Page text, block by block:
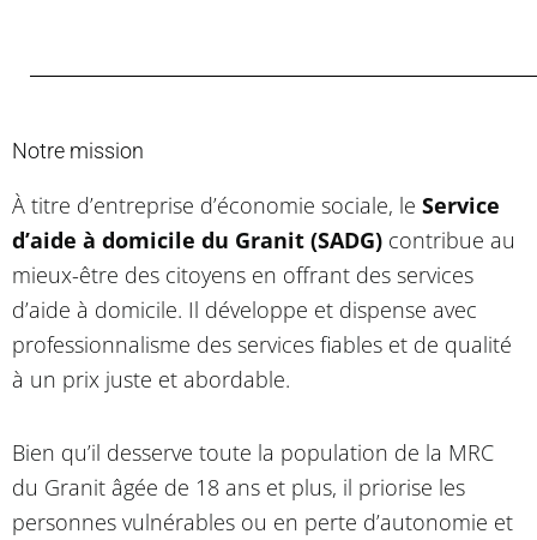
Notre mission
À titre d’entreprise d’économie sociale, le Service
d’aide à domicile du Granit (SADG) contribue au
mieux-être des citoyens en offrant des services
d’aide à domicile. Il développe et dispense avec
professionnalisme des services fiables et de qualité
à un prix juste et abordable.
Bien qu’il desserve toute la population de la MRC
du Granit âgée de 18 ans et plus, il priorise les
personnes vulnérables ou en perte d’autonomie et